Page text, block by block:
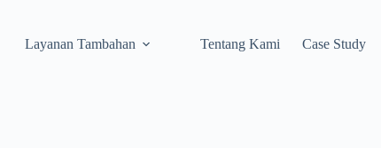
Layanan Tambahan Tentang Kami Case Study